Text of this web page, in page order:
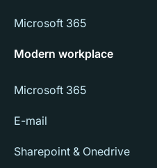
Microsoft 365
Modern workplace
Microsoft 365
E-mail
Sharepoint & Onedrive